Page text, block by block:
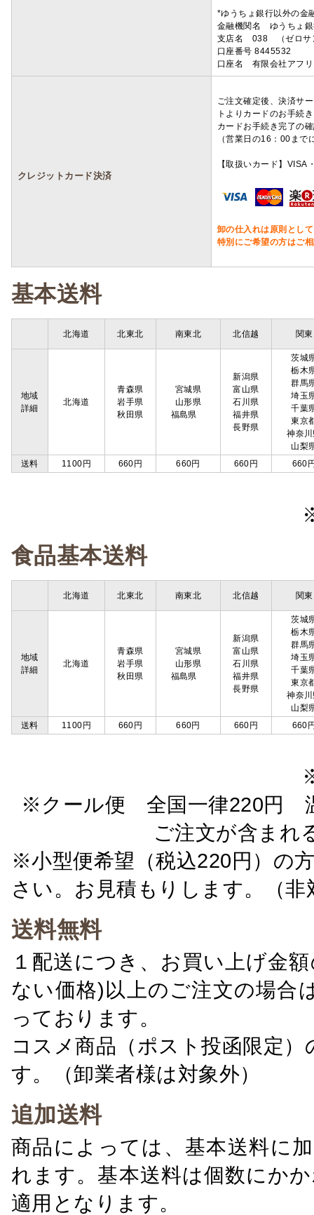
*ゆうちょ銀行以外の金
金融機関名 ゆうちょ
支店名 038 （ゼロサ
口座番号 8445532
口座名 有限会社アフ
クレジットカード決済
ご注文確定後、決済サ
トよりカードのお手続
カードお手続き完了の
（営業日の16：00ま
【取扱いカード】
卸の仕入れは原則とし
特別にご希望の方はご
基本送料
北海道 北東北 南東北 北信越 関東
地域
詳細
北海道
青森県
岩手県
秋田県
宮城県
山形県
福島県
新潟県
富山県
石川県
福井県
長野県
茨城
栃木
群馬
埼玉
千葉
東京
神奈
山梨
送料
1100円 660円 660円 660円 660
食品基本送料
北海道 北東北 南東北 北信越 関東
地域
詳細
北海道
青森県
岩手県
秋田県
宮城県
山形県
福島県
新潟県
富山県
石川県
福井県
長野県
茨城
栃木
群馬
埼玉
千葉
東京
神奈
山梨
送料
1100円 660円 660円 660円 660
※クール便 全国一律220円
ご注文が含ま
※小型便希望（税込220円）の
さい。お見積もりします。（非
送料無料
１配送につき、お買い上げ金
ない価格)以上のご注文の場合
っております。
コスメ商品（ポスト投函限定
す。（卸業者様は対象外）
追加送料
商品によっては、基本送料に
れます。基本送料は個数にか
適用となります。